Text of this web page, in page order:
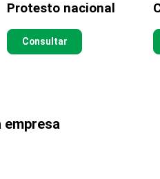
Protesto nacional
Consultar
empresa